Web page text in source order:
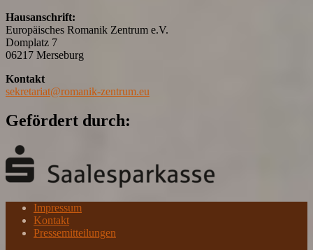
Hausanschrift:
Europäisches Romanik Zentrum e.V.
Domplatz 7
06217 Merseburg
Kontakt
sekretariat@romanik-zentrum.eu
Gefördert durch:
Impressum
Kontakt
Pressemitteilungen